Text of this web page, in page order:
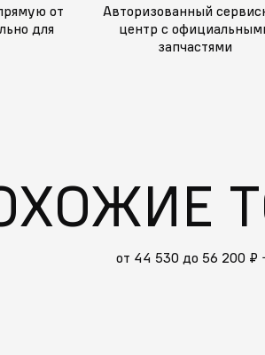
от
для
Авторизованный
центр с
запчастями
от 44 530 до 56 200 ₽